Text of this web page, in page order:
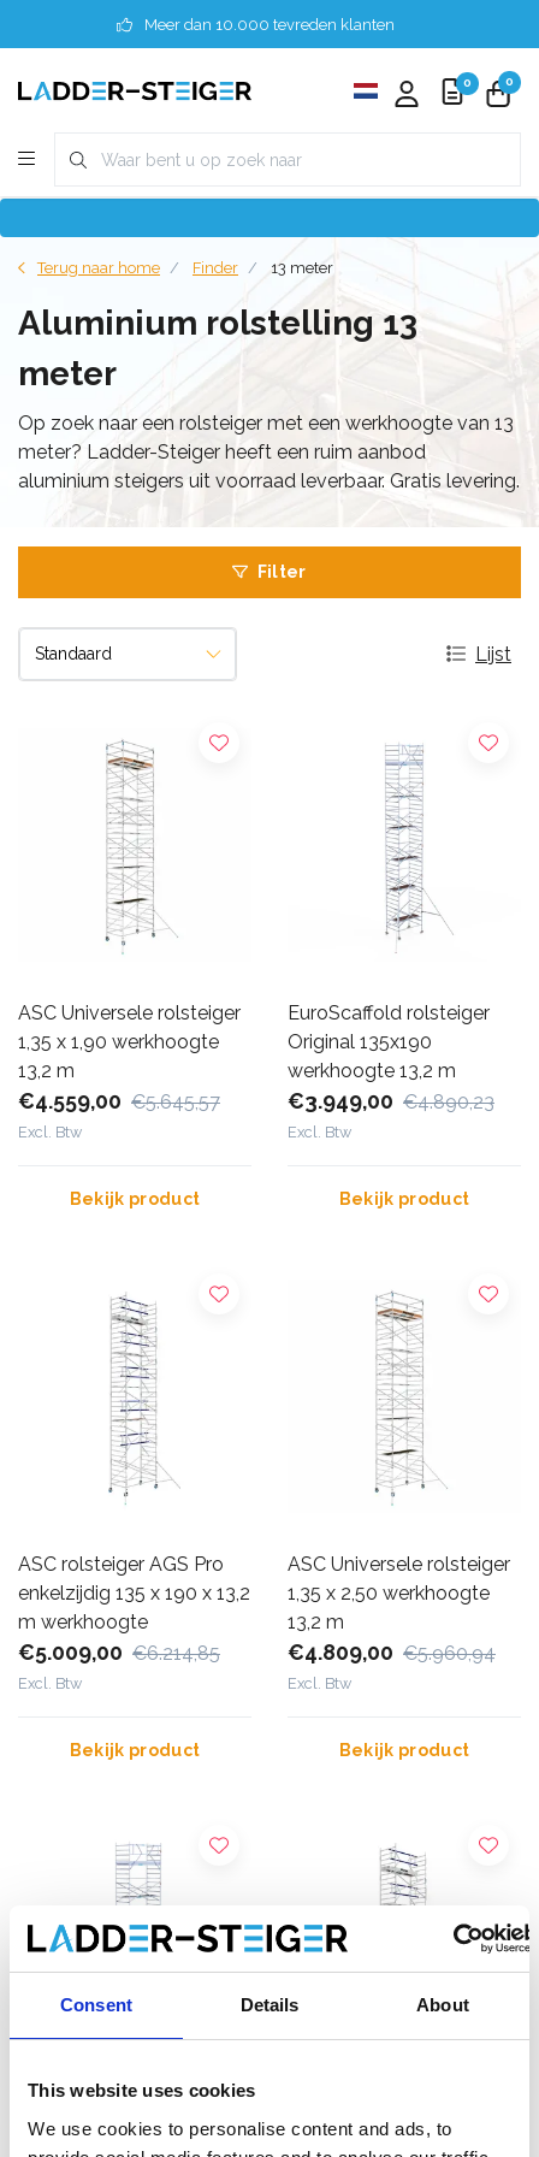
Consent Details About
This website uses cookies
We use cookies to personalise content and ads, to
Meer dan 10.000 tevreden klanten
0 0
Terug naar home Finder 13 meter
Aluminium rolstelling 13
meter
Op zoek naar een rolsteiger met een werkhoogte van 13
meter? Ladder-Steiger heeft een ruim aanbod
aluminium steigers uit voorraad leverbaar. Gratis levering.
Filter
Lijst
ASC Universele rolsteiger
1,35 x 1,90 werkhoogte
13,2 m
€4.559,00 €5.645,57
Excl. Btw
Bekijk product
EuroScaffold rolsteiger
Original 135x190
werkhoogte 13,2 m
€3.949,00 €4.890,23
Excl. Btw
Bekijk product
ASC rolsteiger AGS Pro
enkelzijdig 135 x 190 x 13,2
m werkhoogte
€5.009,00 €6.214,85
Excl. Btw
Bekijk product
ASC Universele rolsteiger
1,35 x 2,50 werkhoogte
13,2 m
€4.809,00 €5.960,94
Excl. Btw
Bekijk product
enkelzijdig 135 x 250 x 13,2